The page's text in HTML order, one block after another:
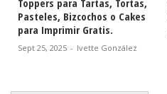
Toppers para Tartas, Tortas,
Pasteles, Bizcochos o Cakes
para Imprimir Gratis.
Sept 25, 2025 - Ivette González